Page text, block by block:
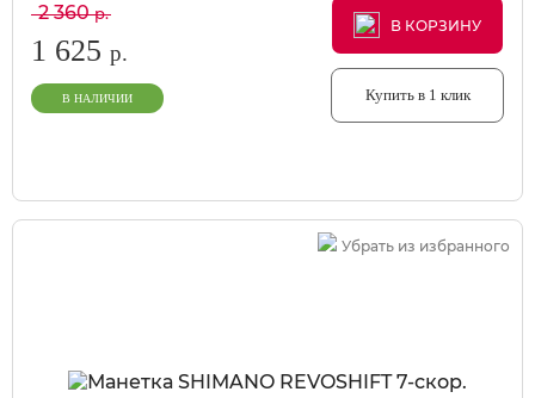
2 360р.
1 625 р.
В НАЛИЧИИ
В КОРЗИНУ
В КОРЗИНУ
В КОРЗИНУ
Купить в 1 клик
Убрать из избранного